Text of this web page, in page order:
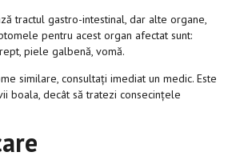
tractul gastro-intestinal, dar alte organe,
pentru acest organ afectat sunt:
piele galbenă, vomă.
similare, consultați imediat un medic. Este
boala, decât să tratezi consecințele